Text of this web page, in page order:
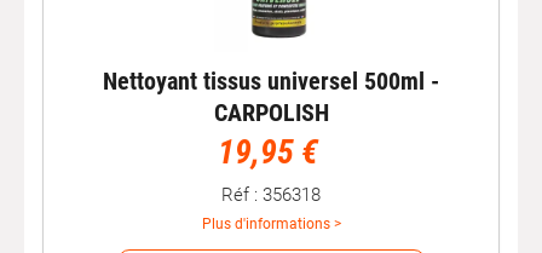
Nettoyant tissus universel 500ml -
CARPOLISH
19,95 €
Réf : 356318
Plus d'informations >